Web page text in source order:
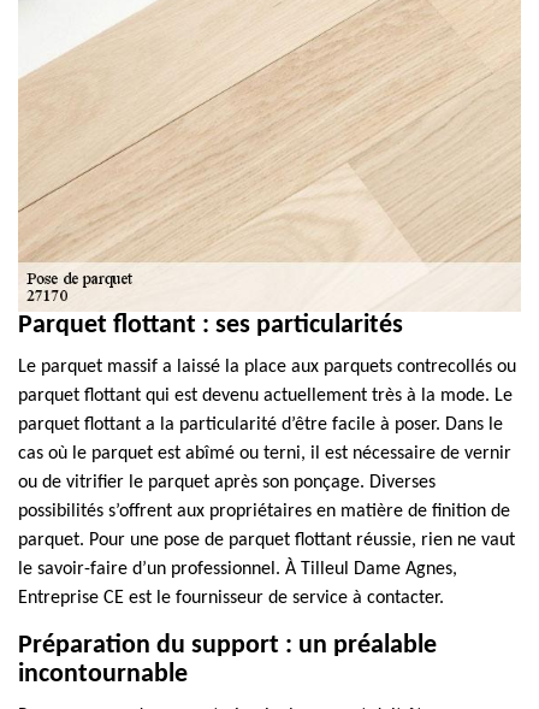
Parquet flottant : ses particularités
Le parquet massif a laissé la place aux parquets contrecollés ou
parquet flottant qui est devenu actuellement très à la mode. Le
parquet flottant a la particularité d’être facile à poser. Dans le
cas où le parquet est abîmé ou terni, il est nécessaire de vernir
ou de vitrifier le parquet après son ponçage. Diverses
possibilités s’offrent aux propriétaires en matière de finition de
parquet. Pour une pose de parquet flottant réussie, rien ne vaut
le savoir-faire d’un professionnel. À Tilleul Dame Agnes,
Entreprise CE est le fournisseur de service à contacter.
Préparation du support : un préalable
incontournable